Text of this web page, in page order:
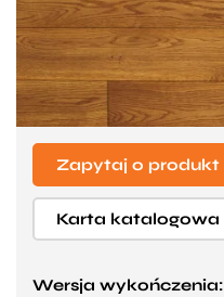
Zapytaj o produkt
Karta katalogowa
Wersja wykończenia: